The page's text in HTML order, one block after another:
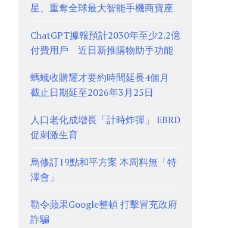
星、重奪全球最大智能手機商寶座
ChatGPT據報預計2030年至少2.2億
付費用戶 近日新推購物助手功能
螞蟻收購耀才要約時間延長4個月
截止日期延至2026年3月25日
人口老化成增長「計時炸彈」 EBRD
促刺激生育
烏修訂19點和平方案 本周料無「特
澤會」
勒令蘋果Google整頓 打擊冒充政府
詐騙